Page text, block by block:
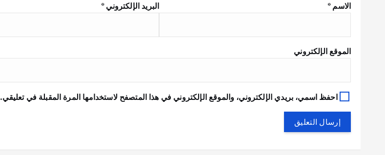
الاسم* البريد الإلكتروني*
الموقع الإلكتروني
احفظ اسمي، بريدي الإلكتروني، والموقع الإلكتروني في هذا المتصفح لاستخدامها المرة المقبلة في تعليقي.